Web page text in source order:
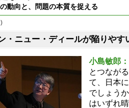
動向と、問題の本質を捉える
・ニュー・ディールが陥りやす
小島敏郎：
とつなが
て、日本
でしょう
はいずれ